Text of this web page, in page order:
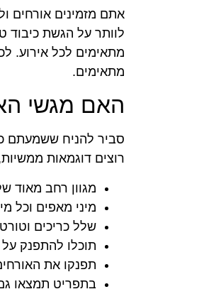
אתם מזמינים אורחים
לוותר על הגשת כיבוד
מתאימים לכל אירוע.
מתאימים.
האם מגשי
סביר להניח ששמעתם
רוצים דוגמאות
מגוון רחב מאוד
מיני מאפים וכל
שלל כריכים
תוכלו להתפנק
תפנקו את
בתפריט תמצאו גם